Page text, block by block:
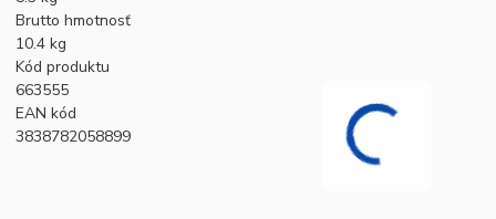
Brutto hmotnosť
10.4 kg
Kód produktu
663555
EAN kód
3838782058899